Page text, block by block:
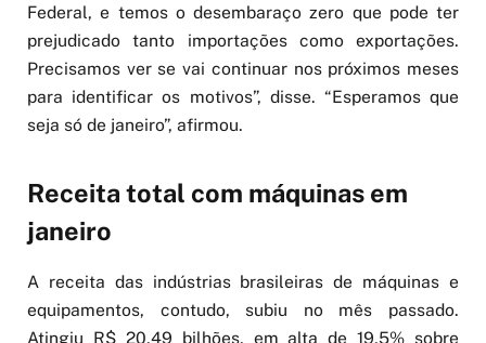
Federal, e temos o desembaraço zero que pode ter
prejudicado tanto importações como exportações.
Precisamos ver se vai continuar nos próximos meses
para identificar os motivos”, disse. “Esperamos que
seja só de janeiro”, afirmou.
Receita total com máquinas em
janeiro
A receita das indústrias brasileiras de máquinas e
equipamentos, contudo, subiu no mês passado.
Atingiu R$ 20,49 bilhões, em alta de 19,5% sobre